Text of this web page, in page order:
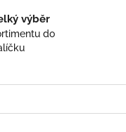
výběr
do